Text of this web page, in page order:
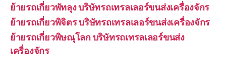
ย้ายรถเกี่ยวพัทลุง บริษัทรถเทรลเลอร์ขนส่งเครื่องจักร
ย้ายรถเกี่ยวพิจิตร บริษัทรถเทรลเลอร์ขนส่งเครื่องจักร
ย้ายรถเกี่ยวพิษณุโลก บริษัทรถเทรลเลอร์ขนส่ง
เครื่องจักร